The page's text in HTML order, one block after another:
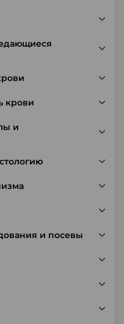
крови
и
и посевы